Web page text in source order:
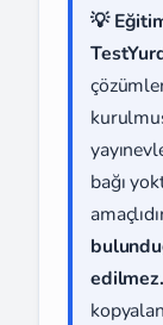
💡
bağı
edilmez.